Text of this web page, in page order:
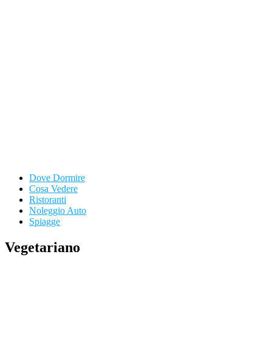
Dove Dormire
Cosa Vedere
Ristoranti
Noleggio Auto
Spiagge
Vegetariano